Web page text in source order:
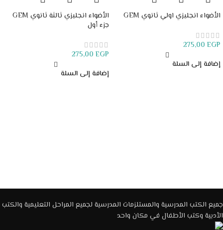
الأضواء انجليزي اولي ثانوي GEM
275,00 EGP
إضافة إلى السلة
الأضواء انجليزي ثالثة ثانوي GEM
جزء أول
275,00 EGP
إضافة إلى السلة
جميع الكتب المدرسية والمستلزمات المدرسية لجميع المراحل التعليمية والكتب
الأدبية وكتب الأطفال في مكان واحد